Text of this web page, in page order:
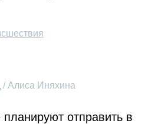
Алиса Иняхина
отправить в